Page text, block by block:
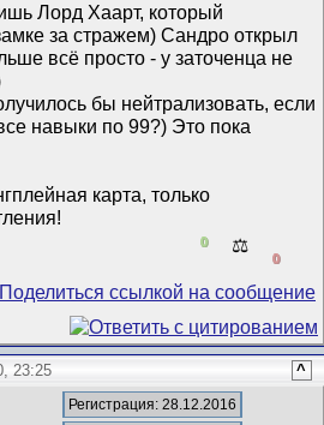
Лорд Хаарт, который
за стражем) Сандро открыл
всё просто - у заточенца не
бы нейтрализовать, если
навыки по 99?) Это пока
карта, только
0 ⚖️
0
23:25 ^
Регистрация: 28.12.2016